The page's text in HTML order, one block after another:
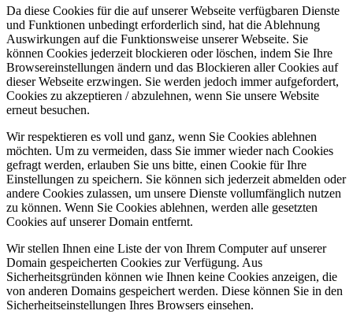
Da diese Cookies für die auf unserer Webseite verfügbaren Dienste
und Funktionen unbedingt erforderlich sind, hat die Ablehnung
Auswirkungen auf die Funktionsweise unserer Webseite. Sie
können Cookies jederzeit blockieren oder löschen, indem Sie Ihre
Browsereinstellungen ändern und das Blockieren aller Cookies auf
dieser Webseite erzwingen. Sie werden jedoch immer aufgefordert,
Cookies zu akzeptieren / abzulehnen, wenn Sie unsere Website
erneut besuchen.
Wir respektieren es voll und ganz, wenn Sie Cookies ablehnen
möchten. Um zu vermeiden, dass Sie immer wieder nach Cookies
gefragt werden, erlauben Sie uns bitte, einen Cookie für Ihre
Einstellungen zu speichern. Sie können sich jederzeit abmelden oder
andere Cookies zulassen, um unsere Dienste vollumfänglich nutzen
zu können. Wenn Sie Cookies ablehnen, werden alle gesetzten
Cookies auf unserer Domain entfernt.
Wir stellen Ihnen eine Liste der von Ihrem Computer auf unserer
Domain gespeicherten Cookies zur Verfügung. Aus
Sicherheitsgründen können wie Ihnen keine Cookies anzeigen, die
von anderen Domains gespeichert werden. Diese können Sie in den
Sicherheitseinstellungen Ihres Browsers einsehen.